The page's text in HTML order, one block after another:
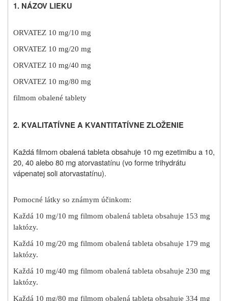
1. NÁZOV LIEKU
ORVATEZ 10 mg/10 mg
ORVATEZ 10 mg/20 mg
ORVATEZ 10 mg/40 mg
ORVATEZ 10 mg/80 mg
filmom obalené tablety
2. KVALITATÍVNE A KVANTITATÍVNE ZLOŽENIE
Každá filmom obalená tableta obsahuje 10 mg ezetimibu a 10,
20, 40 alebo 80 mg atorvastatínu (vo forme trihydrátu
vápenatej soli atorvastatínu).
Pomocné látky so známym účinkom:
Každá 10 mg/10 mg filmom obalená tableta obsahuje 153 mg
laktózy.
Každá 10 mg/20 mg filmom obalená tableta obsahuje 179 mg
laktózy.
Každá 10 mg/40 mg filmom obalená tableta obsahuje 230 mg
laktózy.
Každá 10 mg/80 mg filmom obalená tableta obsahuje 334 mg